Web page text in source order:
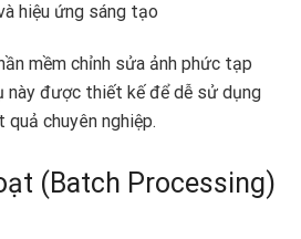
hiệu ứng sáng tạo
mềm chỉnh sửa ảnh phức tạp
này được thiết kế để dễ sử dụng
chuyên nghiệp.
(Batch Processing)